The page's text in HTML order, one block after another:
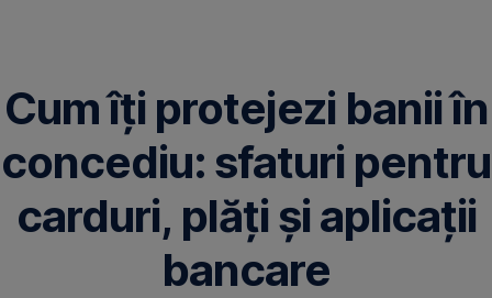
Cum îți protejezi banii în
concediu: sfaturi pentru
carduri, plăți și aplicații
bancare